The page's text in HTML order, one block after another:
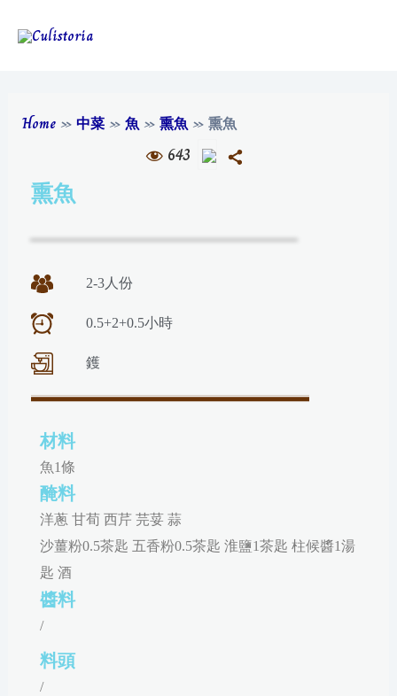
Home »中菜 »魚»熏魚»熏魚
643
熏魚
2-3人份
0.5+2+0.5小時
鑊
材料
魚1條
醃料
洋蔥 甘荀 西芹 芫荽 蒜
沙薑粉0.5茶匙 五香粉0.5茶匙 淮鹽1茶匙 柱候醬1湯
匙 酒
醬料
/
料頭
/